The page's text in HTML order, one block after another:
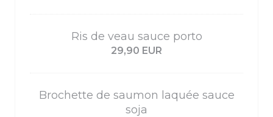
Ris de veau sauce porto
29,90 EUR
Brochette de saumon laquée sauce
soja